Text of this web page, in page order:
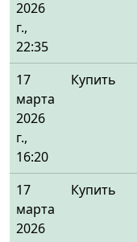
2026
г.,
22:35
17
марта
2026
г.,
16:20
Купить
17
марта
2026
Купить